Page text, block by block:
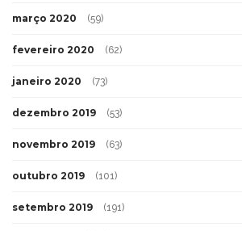
março 2020 (59)
fevereiro 2020 (62)
janeiro 2020 (73)
dezembro 2019 (53)
novembro 2019 (63)
outubro 2019 (101)
setembro 2019 (191)